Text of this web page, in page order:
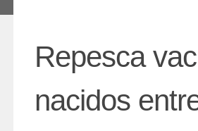
Repesca
nacidos